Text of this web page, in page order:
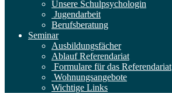
Unsere Schulpsychologin
Jugendarbeit
Berufsberatung
Seminar
Ausbildungsfächer
Ablauf Referendariat
Formulare für das Referendariat
Wohnungsangebote
Wichtige Links